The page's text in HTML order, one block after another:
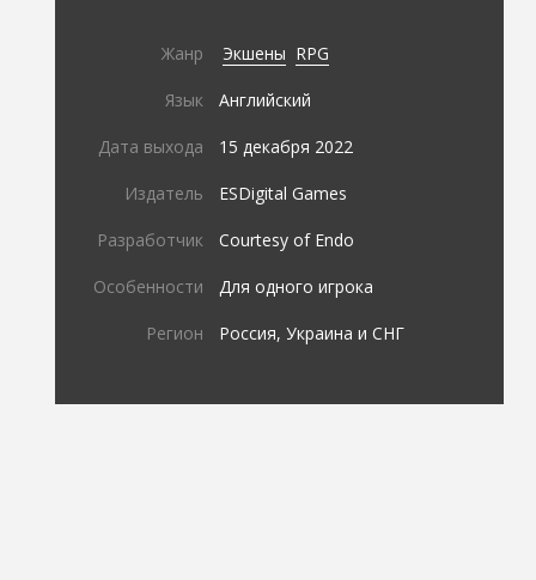
Жанр Экшены RPG
Язык Английский
Дата выхода 15 декабря 2022
Издатель ESDigital Games
Разработчик Courtesy of Endo
Особенности Для одного игрока
Регион Россия, Украина и СНГ